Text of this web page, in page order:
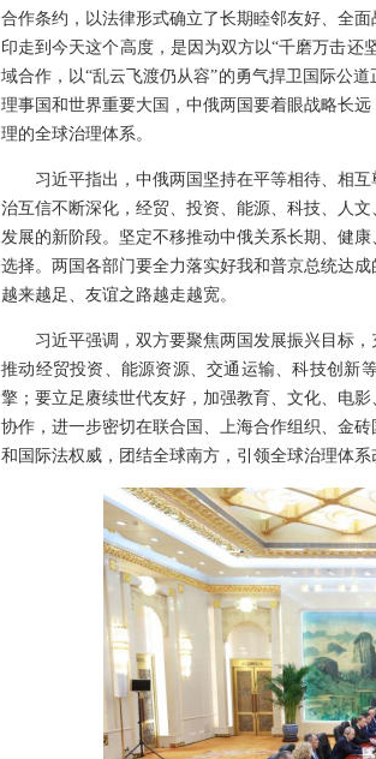
合作条约，以法律形式确立了长期睦邻友好、全
印走到今天这个高度，是因为双方以“千磨万击还
域合作，以“乱云飞渡仍从容”的勇气捍卫国际公
理事国和世界重要大国，中俄两国要着眼战略长
理的全球治理体系。
习近平指出，中俄两国坚持在平等相待、相
治互信不断深化，经贸、投资、能源、科技、人
发展的新阶段。坚定不移推动中俄关系长期、健
选择。两国各部门要全力落实好我和普京总统达
越来越足、友谊之路越走越宽。
习近平强调，双方要聚焦两国发展振兴目标
推动经贸投资、能源资源、交通运输、科技创新
擎；要立足赓续世代友好，加强教育、文化、电
协作，进一步密切在联合国、上海合作组织、金
和国际法权威，团结全球南方，引领全球治理体系